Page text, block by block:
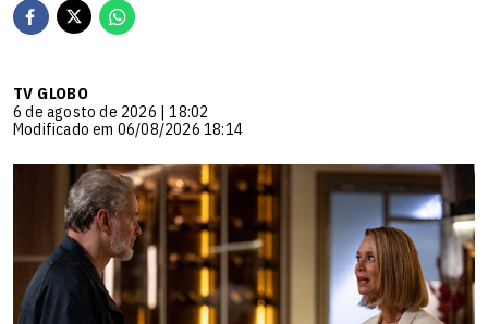
TV GLOBO
6 de agosto de 2026 | 18:02
Modificado em 06/08/2026 18:14